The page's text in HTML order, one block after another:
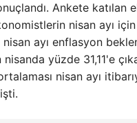
Ankete katılan
nisan ayı
ayı enflasyon
yüzde 31,11'e
nisan ayı